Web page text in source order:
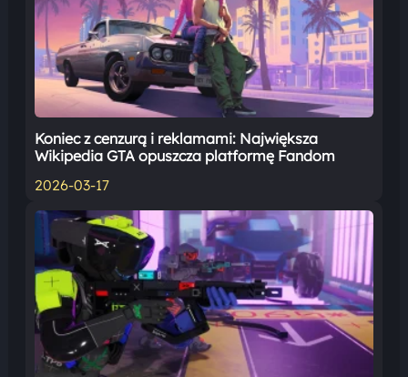
Koniec z cenzurą i reklamami: Największa
Wikipedia GTA opuszcza platformę Fandom
2026-03-17